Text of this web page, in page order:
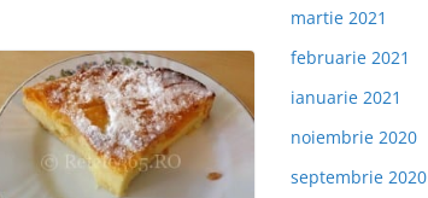
martie 2021
februarie 2021
ianuarie 2021
noiembrie 2020
septembrie 2020